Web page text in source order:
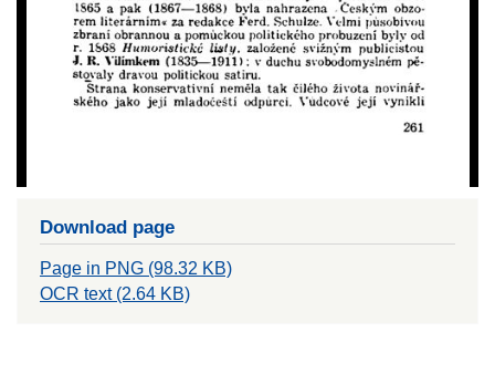
Download page
Page in PNG (98.32 KB)
OCR text (2.64 KB)